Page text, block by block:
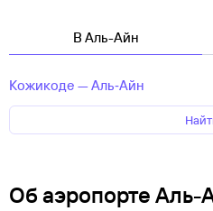
В Аль-Айн
Кожикоде — Аль‑Айн
Об аэропорте Аль-